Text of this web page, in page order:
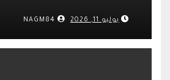
يوليو 11, 2026